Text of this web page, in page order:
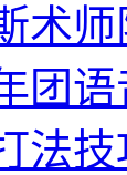
术
团
法